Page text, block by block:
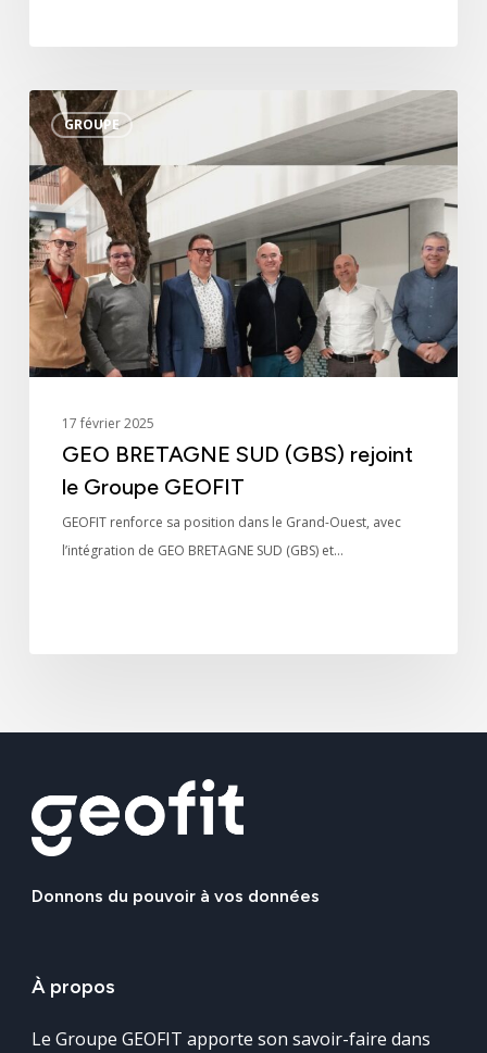
GROUPE
GEO
BRETAGNE
SUD
(GBS)
rejoint
le
Groupe
GEOFIT
17 février 2025
GEO BRETAGNE SUD (GBS) rejoint
le Groupe GEOFIT
GEOFIT renforce sa position dans le Grand-Ouest, avec
l’intégration de GEO BRETAGNE SUD (GBS) et…
Donnons du pouvoir à vos données
À propos
Le Groupe GEOFIT apporte son savoir-faire dans